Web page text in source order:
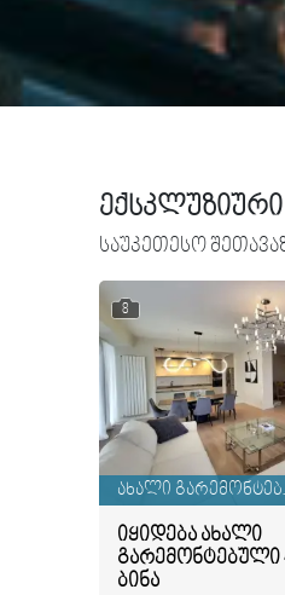
ექსკლუზიური
საუკეთესო
8
იყიდება ახალი
გარემონტებული
ბინა